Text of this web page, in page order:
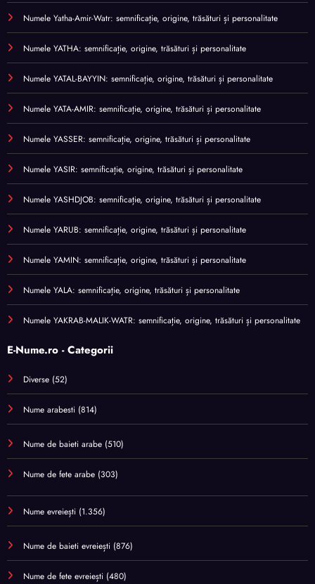
Numele Yatha-Amir-Watr: semnificație, origine, trăsături și personalitate
Numele YATHA: semnificație, origine, trăsături și personalitate
Numele YATAL-BAYYIN: semnificație, origine, trăsături și personalitate
Numele YATA-AMIR: semnificație, origine, trăsături și personalitate
Numele YASSER: semnificație, origine, trăsături și personalitate
Numele YASIR: semnificație, origine, trăsături și personalitate
Numele YASHDJOB: semnificație, origine, trăsături și personalitate
Numele YARUB: semnificație, origine, trăsături și personalitate
Numele YAMIN: semnificație, origine, trăsături și personalitate
Numele YALA: semnificație, origine, trăsături și personalitate
Numele YAKRAB-MALIK-WATR: semnificație, origine, trăsături și personalitate
E-Nume.ro - Categorii
Diverse (52)
Nume arabesti (814)
Nume de baieti arabe (510)
Nume de fete arabe (303)
Nume evreiești (1.356)
Nume de baieti evreiești (876)
Nume de fete evreiești (480)